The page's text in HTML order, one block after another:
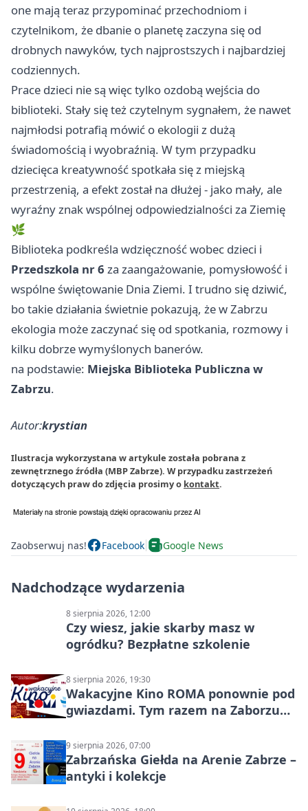
one mają teraz przypominać przechodniom i
czytelnikom, że dbanie o planetę zaczyna się od
drobnych nawyków, tych najprostszych i najbardziej
codziennych.
Prace dzieci nie są więc tylko ozdobą wejścia do
biblioteki. Stały się też czytelnym sygnałem, że nawet
najmłodsi potrafią mówić o ekologii z dużą
świadomością i wyobraźnią. W tym przypadku
dziecięca kreatywność spotkała się z miejską
przestrzenią, a efekt został na dłużej - jako mały, ale
wyraźny znak wspólnej odpowiedzialności za Ziemię
🌿
Biblioteka podkreśla wdzięczność wobec dzieci i
Przedszkola nr 6 za zaangażowanie, pomysłowość i
wspólne świętowanie Dnia Ziemi. I trudno się dziwić,
bo takie działania świetnie pokazują, że w Zabrzu
ekologia może zaczynać się od spotkania, rozmowy i
kilku dobrze wymyślonych banerów.
na podstawie: Miejska Biblioteka Publiczna w
Zabrzu.
Autor:krystian
Ilustracja wykorzystana w artykule została pobrana z
zewnętrznego źródła (MBP Zabrze). W przypadku zastrzeżeń
dotyczących praw do zdjęcia prosimy o kontakt.
Zaobserwuj nas! Facebook Google News
Nadchodzące wydarzenia
8 sierpnia 2026, 12:00
Czy wiesz, jakie skarby masz w
ogródku? Bezpłatne szkolenie
8 sierpnia 2026, 19:30
Wakacyjne Kino ROMA ponownie pod
gwiazdami. Tym razem na Zaborzu
9 sierpnia 2026, 07:00
Zabrzańska Giełda na Arenie Zabrze –
antyki i kolekcje